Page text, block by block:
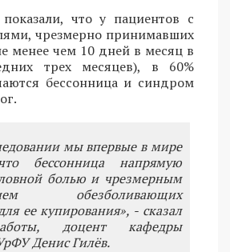
что у пациентов с
чрезмерно принимавших
менее чем 10 дней в месяц в
трех месяцев), в 60%
бессонница и синдром
мы впервые в мире
бессонница напрямую
болью и чрезмерным
обезболивающих
ее купирования», - сказал
доцент кафедры
Денис Гилёв.